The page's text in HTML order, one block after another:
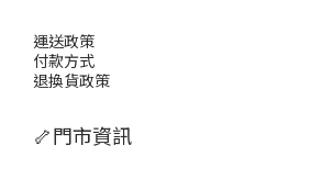
運送政策
付款方式
退換貨政策
🦴門市資訊